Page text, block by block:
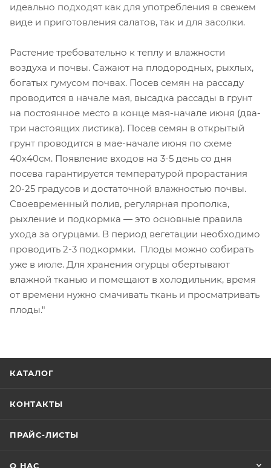
идеально подходят как для употребления в свежем
виде и приготовления салатов, так и для засолки.
Растение требовательно к теплу и влажности
воздуха и почвы. Сажают на плодородных, рыхлых,
богатых гумусом почвах. Посев семян на рассаду
проводится в начале мая, высадка рассады в грунт
на постоянное место в конце мая-начале июня (два-
три настоящих листика). Посев семян в открытый
грунт проводится в мае-начале июня по схеме
40х40см. Появление входов на 3-5 день со дня
посева гарантируется температурой прорастания
20-25 градусов и достаточной влажностью почвы.
Своевременный полив, регулярная прополка,
рыхление и подкормка — это основные правила
ухода за огурцами. В период вегетации необходимо
проводить 2-3 подкормки. Плоды можно собирать
уже в июле. Для хранения огурцы обертывают
влажной тканью и помещают в холодильник, время
от времени нужно смачивать ткань и просматривать
плоды."
КАТАЛОГ
КОНТАКТЫ
ПРАЙС-ЛИСТЫ
О НАС